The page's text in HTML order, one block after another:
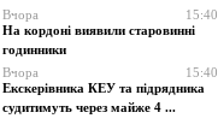
Вчора
15:40
На кордоні виявили старовинні
годинники
Вчора
15:40
Екскерівника КЕУ та підрядника
судитимуть через майже 4 ...